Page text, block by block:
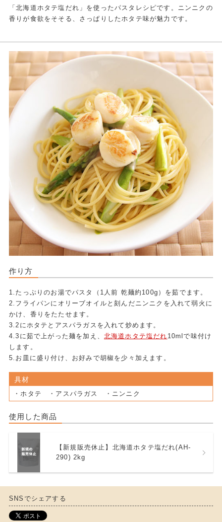
「北海道ホタテ塩だれ」を使ったパスタレシピです。ニンニクの
香りが食欲をそそる、さっぱりしたホタテ味が魅力です。
作り方
1.たっぷりのお湯でパスタ（1人前 乾麺約100g）を茹でます。
2.フライパンにオリーブオイルと刻んだニンニクを入れて弱火に
かけ、香りをたたせます。
3.2にホタテとアスパラガスを入れて炒めます。
4.3に茹で上がった麺を加え、 北海道ホタテ塩だれ 10mlで味付け
します。
5.お皿に盛り付け、お好みで胡椒を少々加えます。
具材
・ホタテ ・アスパラガス ・ニンニク
使用した商品
【新規販売休止】北海道ホタテ塩だれ(AH-
290) 2kg
SNSでシェアする